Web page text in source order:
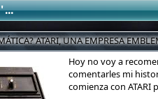
...
ATARI, UNA EMPRESA
Hoy no voy a
comentarles mi
comienza con ATARI